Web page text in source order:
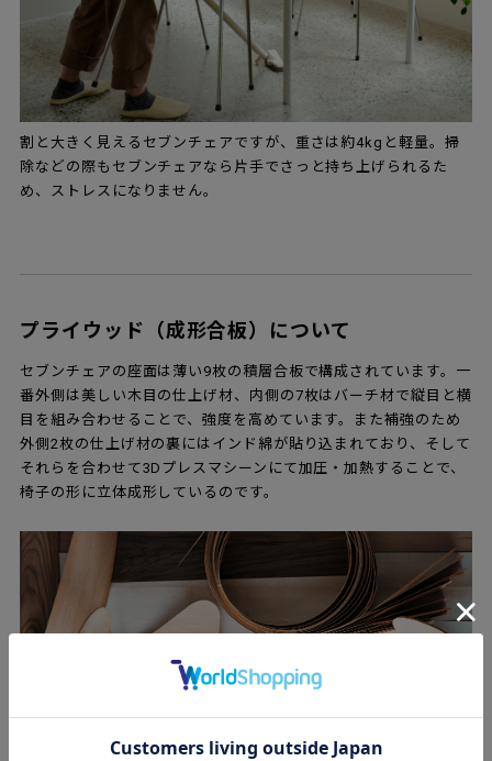
割と大きく見えるセブンチェアですが、重さは約4kgと軽量。掃
除などの際もセブンチェアなら片手でさっと持ち上げられるた
め、ストレスになりません。
プライウッド（成形合板）について
セブンチェアの座面は薄い9枚の積層合板で構成されています。一
番外側は美しい木目の仕上げ材、内側の7枚はバーチ材で縦目と横
目を組み合わせることで、強度を高めています。また補強のため
外側2枚の仕上げ材の裏にはインド綿が貼り込まれており、そして
それらを合わせて3Dプレスマシーンにて加圧・加熱することで、
椅子の形に立体成形しているのです。